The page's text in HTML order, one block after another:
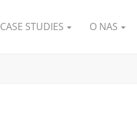
CASE STUDIES O NAS